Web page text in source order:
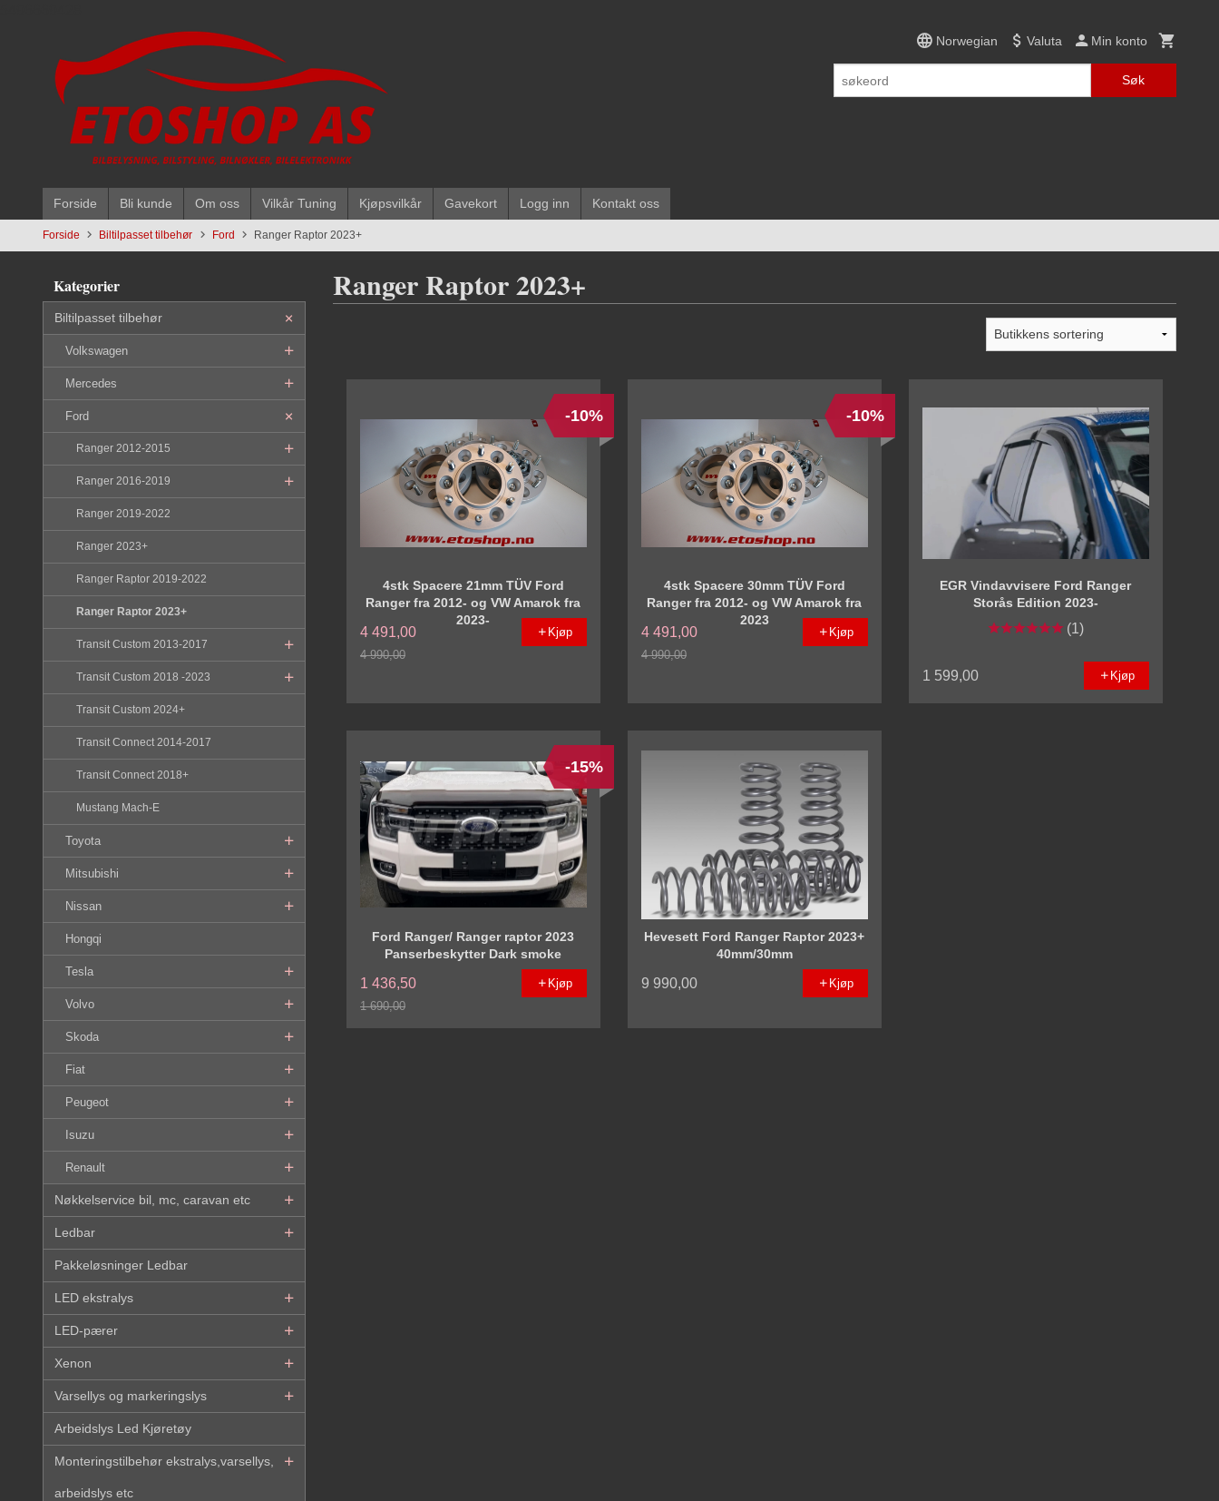
innholdet
Norwegian Valuta Min konto
Søk
Forside Bli kunde Om oss Vilkår Tuning Kjøpsvilkår Gavekort Logg inn Kontakt oss
Forside Biltilpasset tilbehør Ford Ranger Raptor 2023+
Kategorier
Biltilpasset tilbehør
Volkswagen
Mercedes
Ford
Ranger 2012-2015
Ranger 2016-2019
Ranger 2019-2022
Ranger 2023+
Ranger Raptor 2019-2022
Ranger Raptor 2023+
Transit Custom 2013-2017
Transit Custom 2018 -2023
Transit Custom 2024+
Transit Connect 2014-2017
Transit Connect 2018+
Mustang Mach-E
Toyota
Mitsubishi
Nissan
Hongqi
Tesla
Volvo
Skoda
Fiat
Peugeot
Isuzu
Renault
Nøkkelservice bil, mc, caravan etc
Ledbar
Pakkeløsninger Ledbar
LED ekstralys
LED-pærer
Xenon
Varsellys og markeringslys
Arbeidslys Led Kjøretøy
Monteringstilbehør ekstralys,varsellys,
arbeidslys etc
Ranger Raptor 2023+
4stk Spacere 21mm TÜV Ford
Ranger fra 2012- og VW Amarok fra
2023-
4 491,00
4 990,00
-10%
Kjøp
4stk Spacere 30mm TÜV Ford
Ranger fra 2012- og VW Amarok fra
2023
4 491,00
4 990,00
-10%
Kjøp
EGR Vindavvisere Ford Ranger
Storås Edition 2023-
(1)
1 599,00 Kjøp
Ford Ranger/ Ranger raptor 2023
Panserbeskytter Dark smoke
1 436,50
1 690,00
-15%
Kjøp
Hevesett Ford Ranger Raptor 2023+
40mm/30mm
9 990,00 Kjøp